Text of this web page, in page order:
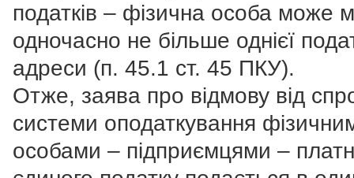
податків – фізична особа може
одночасно не більше однієї
адреси (п. 45.1 ст. 45 ПКУ).
Отже, заява про відмову від
системи оподаткування
особами – підприємцями –